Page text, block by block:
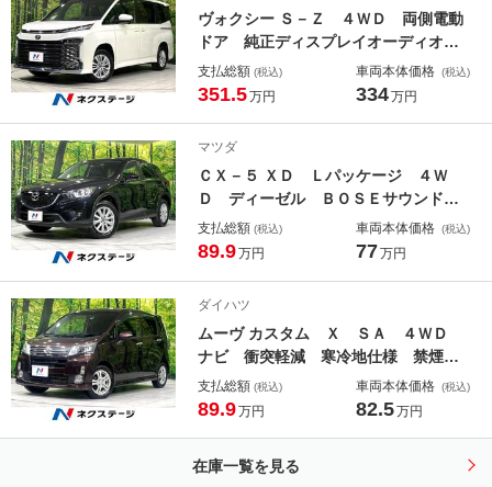
ヴォクシー Ｓ－Ｚ ４ＷＤ 両側電動
ドア 純正ディスプレイオーディオ
バックカメラ 寒冷地仕様 衝突軽
減 禁煙車 レーダークルーズ シー
ートハイビーム
支払総額 (税込)
351.5万円
車両本体価格 (税込)
334万円
マツダ
ＣＸ－５ ＸＤ Ｌパッケージ ４Ｗ
Ｄ ディーゼル ＢＯＳＥサウンド
後席モニター 純正ナビ バックカメ
ラ 衝突軽減 寒冷地仕様 禁煙車
マートキー ＨＩＤヘッド
支払総額 (税込)
89.9万円
車両本体価格 (税込)
77万円
ダイハツ
ムーヴ カスタム Ｘ ＳＡ ４ＷＤ
ナビ 衝突軽減 寒冷地仕様 禁煙
車 ドラレコ ＥＴＣ スマートキ
ー ＬＥＤヘッド オートライト オ
ｔｈ／ＣＤ／ＤＶＤ／地デジ
支払総額 (税込)
89.9万円
車両本体価格 (税込)
82.5万円
在庫一覧を見る